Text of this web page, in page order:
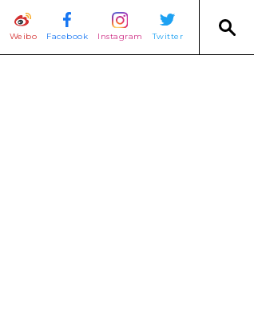
Weibo Facebook Instagram Twitter